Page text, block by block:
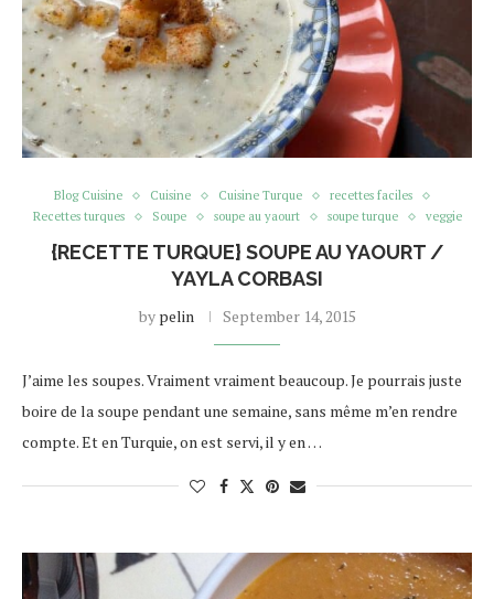
Blog Cuisine Cuisine Cuisine Turque
recettes faciles
Recettes turques
Soupe soupe au yaourt soupe turque veggie
{RECETTE TURQUE} SOUPE AU YAOURT /
YAYLA CORBASI
by pelin September 14, 2015
J’aime les soupes. Vraiment vraiment beaucoup. Je pourrais juste
boire de la soupe pendant une semaine, sans même m’en rendre
compte. Et en Turquie, on est servi, il y en …